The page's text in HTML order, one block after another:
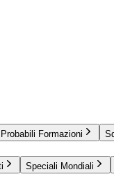
Probabili Formazioni
Speciali Mondiali